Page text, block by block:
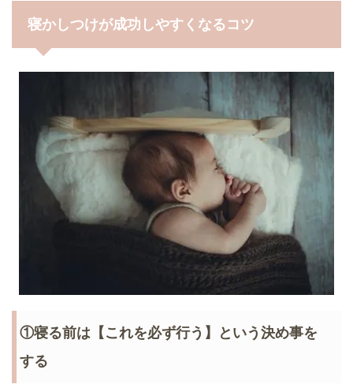
寝かしつけが成功しやすくなるコツ
①寝る前は【これを必ず行う】という決め事を
する